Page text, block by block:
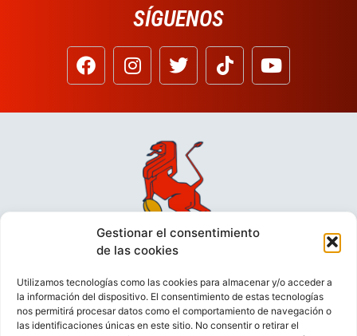
Gestionar el consentimiento
de las cookies
Utilizamos tecnologías como las cookies para almacenar y/o acceder a
la información del dispositivo. El consentimiento de estas tecnologías
nos permitirá procesar datos como el comportamiento de navegación o
las identificaciones únicas en este sitio. No consentir o retirar el
SÍGUENOS